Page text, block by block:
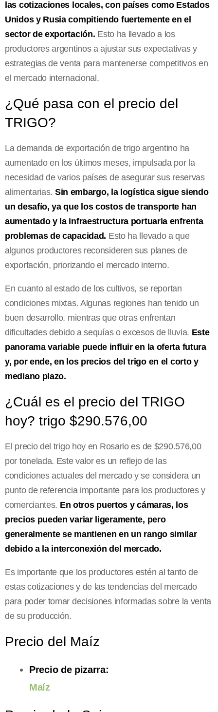
las cotizaciones locales, con países como Estados
Unidos y Rusia compitiendo fuertemente en el
sector de exportación. Esto ha llevado a los
productores argentinos a ajustar sus expectativas y
estrategias de venta para mantenerse competitivos en
el mercado internacional.
¿Qué pasa con el precio del
TRIGO?
La demanda de exportación de trigo argentino ha
aumentado en los últimos meses, impulsada por la
necesidad de varios países de asegurar sus reservas
alimentarias. Sin embargo, la logística sigue siendo
un desafío, ya que los costos de transporte han
aumentado y la infraestructura portuaria enfrenta
problemas de capacidad. Esto ha llevado a que
algunos productores reconsideren sus planes de
exportación, priorizando el mercado interno.
En cuanto al estado de los cultivos, se reportan
condiciones mixtas. Algunas regiones han tenido un
buen desarrollo, mientras que otras enfrentan
dificultades debido a sequías o excesos de lluvia. Este
panorama variable puede influir en la oferta futura
y, por ende, en los precios del trigo en el corto y
mediano plazo.
¿Cuál es el precio del TRIGO
hoy? trigo $290.576,00
El precio del trigo hoy en Rosario es de $290.576,00
por tonelada. Este valor es un reflejo de las
condiciones actuales del mercado y se considera un
punto de referencia importante para los productores y
comerciantes. En otros puertos y cámaras, los
precios pueden variar ligeramente, pero
generalmente se mantienen en un rango similar
debido a la interconexión del mercado.
Es importante que los productores estén al tanto de
estas cotizaciones y de las tendencias del mercado
para poder tomar decisiones informadas sobre la venta
de su producción.
Precio del Maíz
Precio de pizarra:
Maíz